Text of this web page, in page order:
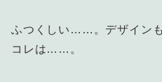
ふつくしい……。デザイン
コレは……。